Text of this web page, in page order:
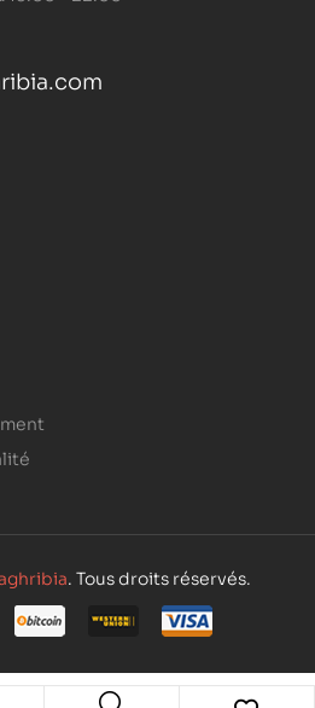
. Tous droits réservés.